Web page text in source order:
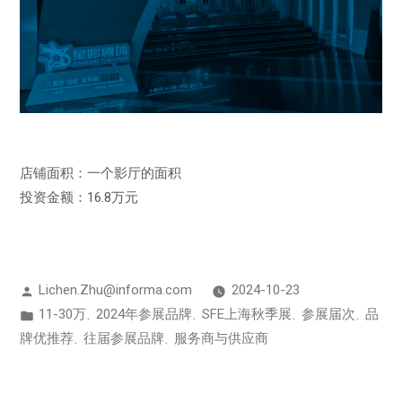
店铺面积：一个影厅的面积
投资金额：16.8万元
Lichen.Zhu@informa.com
2024-10-23
11-30万、2024年参展品牌、SFE上海秋季展、参展届次、品
牌优推荐、 往届参展品牌、 服务商与供应商